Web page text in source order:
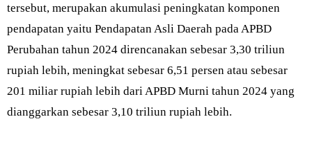
tersebut, merupakan akumulasi peningkatan komponen
pendapatan yaitu Pendapatan Asli Daerah pada APBD
Perubahan tahun 2024 direncanakan sebesar 3,30 triliun
rupiah lebih, meningkat sebesar 6,51 persen atau sebesar
201 miliar rupiah lebih dari APBD Murni tahun 2024 yang
dianggarkan sebesar 3,10 triliun rupiah lebih.